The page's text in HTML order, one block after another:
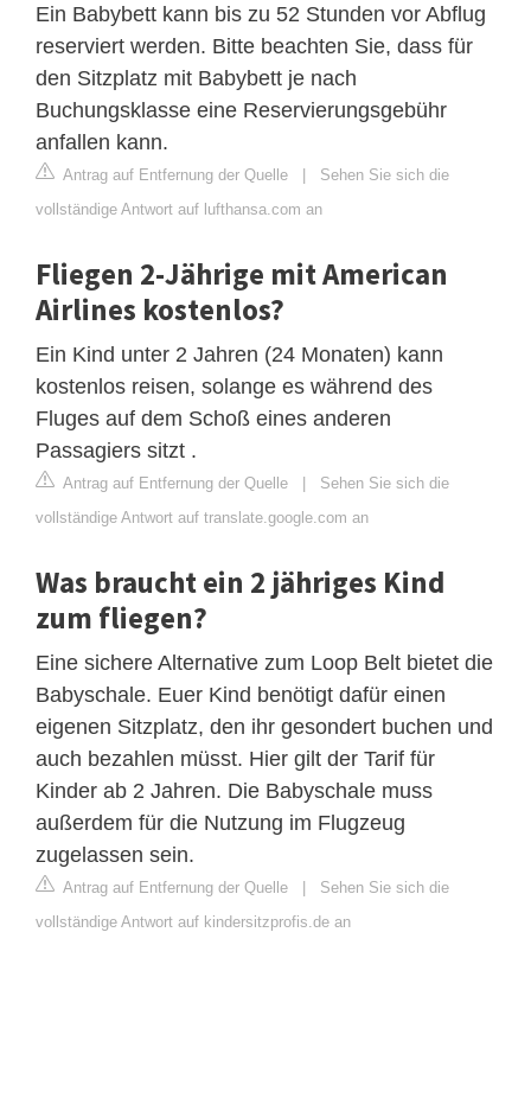
Ein Babybett kann bis zu 52 Stunden vor Abflug
reserviert werden. Bitte beachten Sie, dass für
den Sitzplatz mit Babybett je nach
Buchungsklasse eine Reservierungsgebühr
anfallen kann.
Antrag auf Entfernung der Quelle | Sehen Sie sich die
vollständige Antwort auf lufthansa.com an
Fliegen 2-Jährige mit American
Airlines kostenlos?
Ein Kind unter 2 Jahren (24 Monaten) kann
kostenlos reisen, solange es während des
Fluges auf dem Schoß eines anderen
Passagiers sitzt .
Antrag auf Entfernung der Quelle | Sehen Sie sich die
vollständige Antwort auf translate.google.com an
Was braucht ein 2 jähriges Kind
zum fliegen?
Eine sichere Alternative zum Loop Belt bietet die
Babyschale. Euer Kind benötigt dafür einen
eigenen Sitzplatz, den ihr gesondert buchen und
auch bezahlen müsst. Hier gilt der Tarif für
Kinder ab 2 Jahren. Die Babyschale muss
außerdem für die Nutzung im Flugzeug
zugelassen sein.
Antrag auf Entfernung der Quelle | Sehen Sie sich die
vollständige Antwort auf kindersitzprofis.de an